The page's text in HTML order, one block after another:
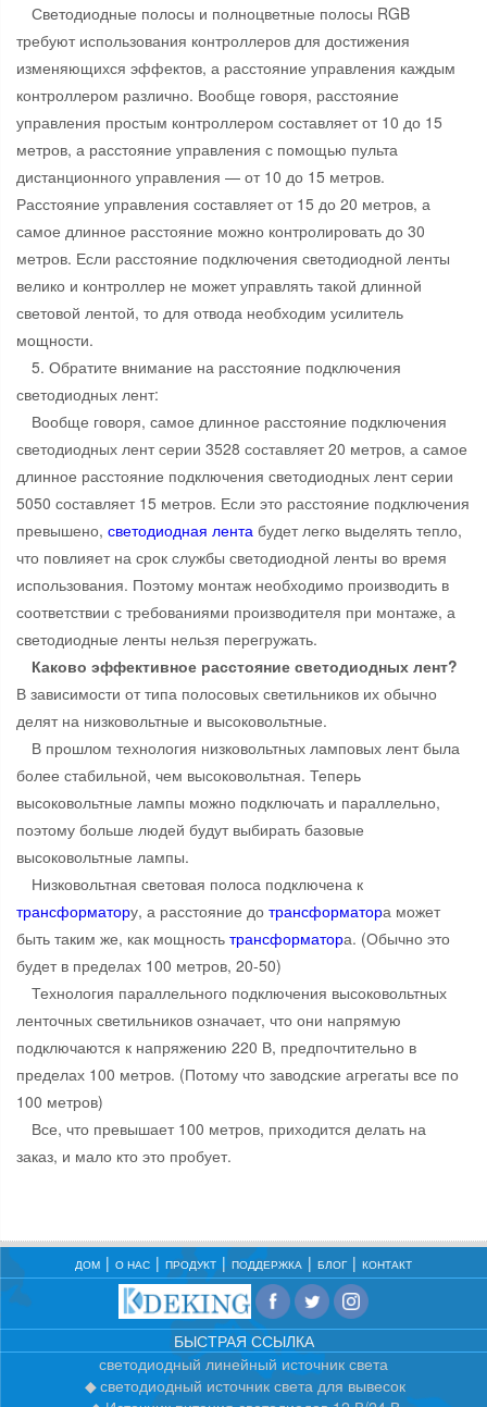
Светодиодные полосы и полноцветные полосы RGB
требуют использования контроллеров для достижения
изменяющихся эффектов, а расстояние управления каждым
контроллером различно. Вообще говоря, расстояние
управления простым контроллером составляет от 10 до 15
метров, а расстояние управления с помощью пульта
дистанционного управления — от 10 до 15 метров.
Расстояние управления составляет от 15 до 20 метров, а
самое длинное расстояние можно контролировать до 30
метров. Если расстояние подключения светодиодной ленты
велико и контроллер не может управлять такой длинной
световой лентой, то для отвода необходим усилитель
мощности.
5. Обратите внимание на расстояние подключения
светодиодных лент:
Вообще говоря, самое длинное расстояние подключения
светодиодных лент серии 3528 составляет 20 метров, а самое
длинное расстояние подключения светодиодных лент серии
5050 составляет 15 метров. Если это расстояние подключения
превышено, светодиодная лента будет легко выделять тепло,
что повлияет на срок службы светодиодной ленты во время
использования. Поэтому монтаж необходимо производить в
соответствии с требованиями производителя при монтаже, а
светодиодные ленты нельзя перегружать.
Каково эффективное расстояние светодиодных лент?
В зависимости от типа полосовых светильников их обычно
делят на низковольтные и высоковольтные.
В прошлом технология низковольтных ламповых лент была
более стабильной, чем высоковольтная. Теперь
высоковольтные лампы можно подключать и параллельно,
поэтому больше людей будут выбирать базовые
высоковольтные лампы.
Низковольтная световая полоса подключена к
трансформатору, а расстояние до трансформатора может
быть таким же, как мощность трансформатора. (Обычно это
будет в пределах 100 метров, 20-50)
Технология параллельного подключения высоковольтных
ленточных светильников означает, что они напрямую
подключаются к напряжению 220 В, предпочтительно в
пределах 100 метров. (Потому что заводские агрегаты все по
100 метров)
Все, что превышает 100 метров, приходится делать на
заказ, и мало кто это пробует.
ДОМ О НАС ПРОДУКТ ПОДДЕРЖКА БЛОГ КОНТАКТ
БЫСТРАЯ ССЫЛКА
светодиодный линейный источник света
светодиодный источник света для вывесок